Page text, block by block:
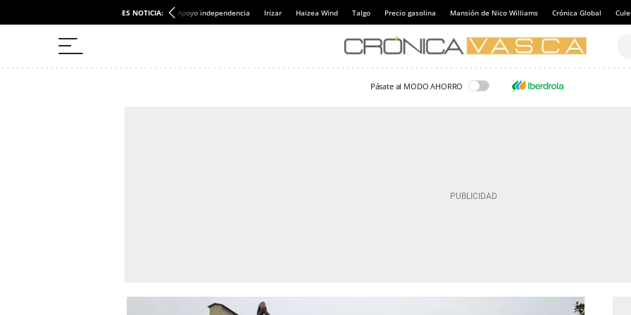
ES NOTICIA: Apoyo independencia Irizar Haizea Wind Talgo Precio gasolina Mansión de Nico Williams Crónica Global
Pásate al MODO AHORRO